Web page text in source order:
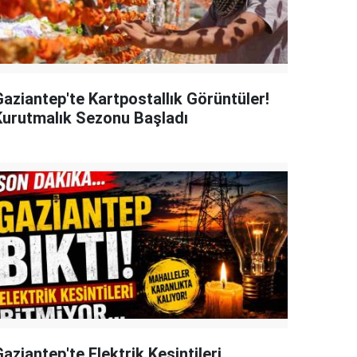
Kartpostallık Görüntüler!
Sezonu Başladı